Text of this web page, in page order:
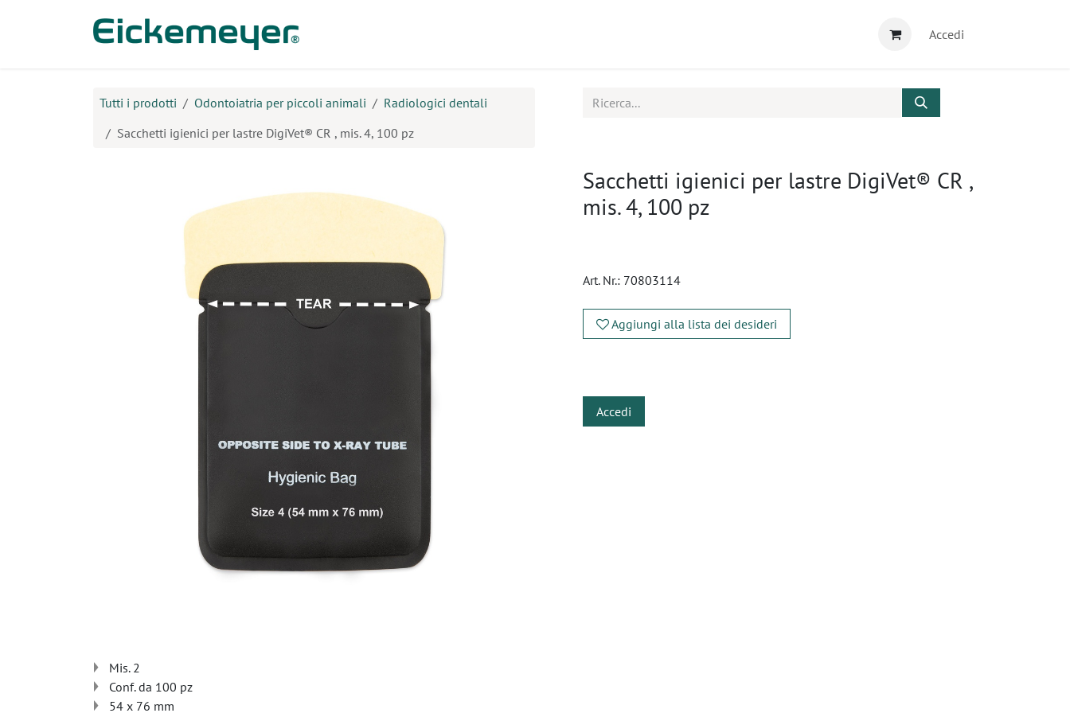
Accedi
Tutti i prodotti Odontoiatria per piccoli animali
Radiologici dentali
Sacchetti igienici per lastre DigiVet® CR , mis. 4, 100 pz
Sacchetti igienici per lastre DigiVet® CR ,
mis. 4, 100 pz
Art. Nr.: 70803114
Aggiungi alla lista dei desideri
Accedi
Mis. 2
Conf. da 100 pz
54 x 76 mm